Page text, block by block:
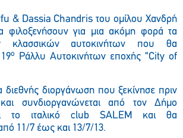
& Dassia Chandris του ομίλου Χανδρή
φιλοξενήσουν για μια ακόμη φορά τα
κλασσικών αυτοκινήτων που θα
ο
Ράλλυ Αυτοκινήτων εποχής “City of
διεθνής διοργάνωση που ξεκίνησε πριν
συνδιοργανώνεται από τον Δήμο
το ιταλικό club SALEM και θα
11/7 έως και 13/7/13.